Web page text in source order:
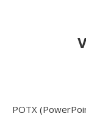
POTX